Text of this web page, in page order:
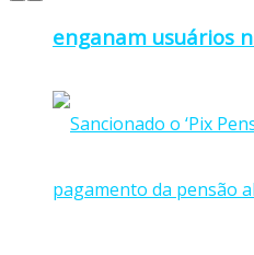
enganam usuários